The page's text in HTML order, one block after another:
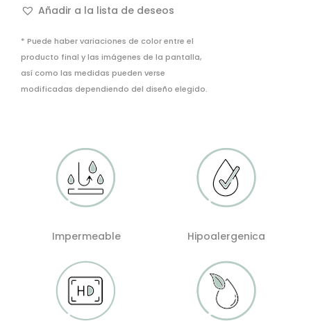
mesa
cantidad
Añadir a la lista de deseos
* Puede haber variaciones de color entre el
producto final y las imágenes de la pantalla,
así como las medidas pueden verse
modificadas dependiendo del diseño elegido.
Impermeable Hipoalergenica